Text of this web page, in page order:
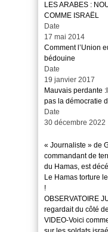
LES ARABES :
COMME ISRAËL
Date
17 mai 2014
Comment l’Union
bédouine
Date
19 janvier 2017
Mauvais perdante
pas la démocratie
Date
30 décembre 2022
« Journaliste » de
commandant de
du Hamas, est
Le Hamas torture
!
OBSERVATOIRE
regardait du côté
VIDEO-Voici